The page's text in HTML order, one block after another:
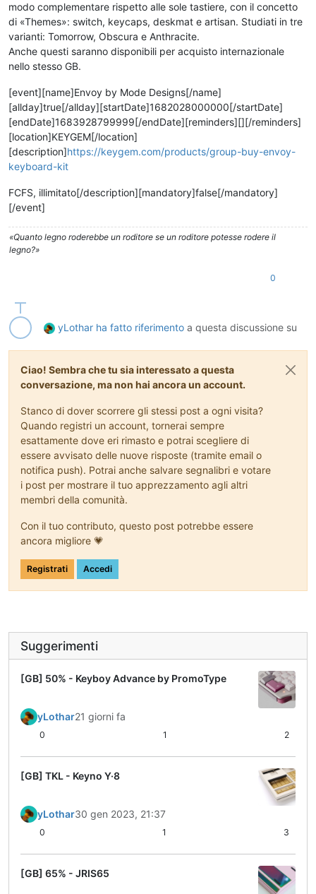
modo complementare rispetto alle sole tastiere, con il concetto
di «Themes»: switch, keycaps, deskmat e artisan. Studiati in tre
varianti: Tomorrow, Obscura e Anthracite.
Anche questi saranno disponibili per acquisto internazionale
nello stesso GB.
[event][name]Envoy by Mode Designs[/name]
[allday]true[/allday][startDate]1682028000000[/startDate]
[endDate]1683928799999[/endDate][reminders][][/reminders]
[location]KEYGEM[/location]
[description]https://keygem.com/products/group-buy-envoy-
keyboard-kit
FCFS, illimitato[/description][mandatory]false[/mandatory]
[/event]
«Quanto legno roderebbe un roditore se un roditore potesse rodere il
legno?»
0
yLothar ha fatto riferimento a questa discussione su
Ciao! Sembra che tu sia interessato a questa
conversazione, ma non hai ancora un account.
Stanco di dover scorrere gli stessi post a ogni visita?
Quando registri un account, tornerai sempre
esattamente dove eri rimasto e potrai scegliere di
essere avvisato delle nuove risposte (tramite email o
notifica push). Potrai anche salvare segnalibri e votare
i post per mostrare il tuo apprezzamento agli altri
membri della comunità.
Con il tuo contributo, questo post potrebbe essere
ancora migliore 💗
Registrati Accedi
Suggerimenti
[GB] 50% - Keyboy Advance by PromoType
yLothar21 giorni fa
0 1 2
[GB] TKL - Keyno Y·8
yLothar30 gen 2023, 21:37
0 1 3
[GB] 65% - JRIS65